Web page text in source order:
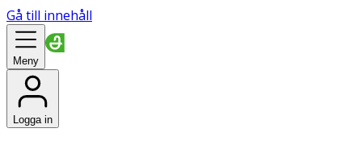
Gå till innehåll
Meny
Logga in